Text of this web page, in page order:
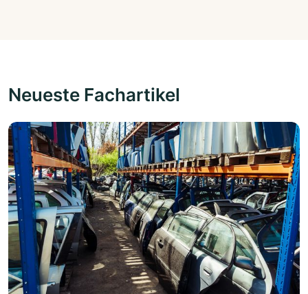
Neueste Fachartikel